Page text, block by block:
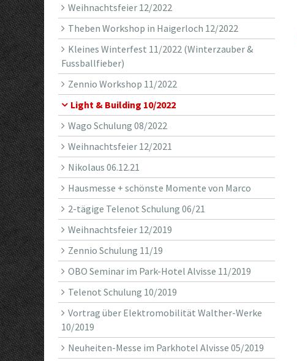
Weihnachtsfeier 12/2022
Theben Workshop in Haigerloch 12/2022
Kleines Winterfest 11/2022 (Winterzauber &
Fussballfieber)
Zennio Workshop 11/2022
Light & Building 10/2022
Wago Schulung 08/2022
Weihnachtsfeier 12/2021
Nikolaus 06.12.21
Hausmesse + schönste Momente von Marco
2-tägige Telenot Schulung 06/21
Weihnachtsfeier 12/2019
Zennio Schulung 11/19
OBO Seminar im Park-Hotel Alvisse 11/2019
Telenot Schulung 10/2019
Vortrag über Elektromobilität Walther-Werke
10/2019
Neuheiten-Messe im Parkhotel Alvisse 05/2019